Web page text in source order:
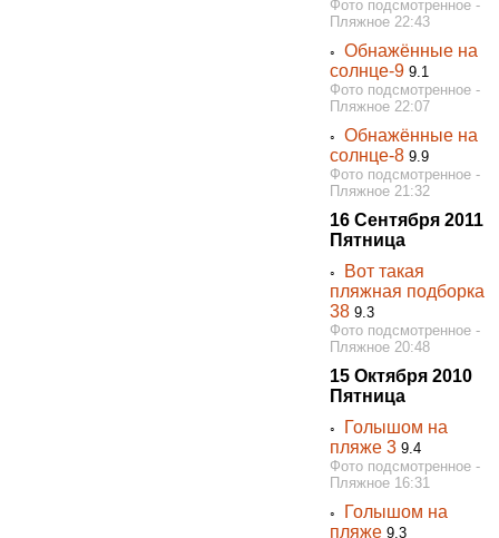
Фото подсмотренное -
Пляжное 22:43
◦Обнажённые на
солнце-9 9.1
Фото подсмотренное -
Пляжное 22:07
◦Обнажённые на
солнце-8 9.9
Фото подсмотренное -
Пляжное 21:32
16 Сентября 2011
Пятница
◦
Вот такая
пляжная подборка
38 9.3
Фото подсмотренное -
Пляжное 20:48
15 Октября 2010
Пятница
◦
Голышом на
пляже 3 9.4
Фото подсмотренное -
Пляжное 16:31
◦
Голышом на
пляже 9.3